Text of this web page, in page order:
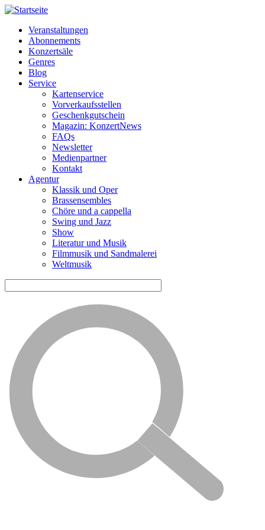
Horizontale
Navigation
MM
Veranstaltungen
Abonnements
Konzertsäle
Genres
Blog
Service
Kartenservice
Vorverkaufsstellen
Geschenkgutschein
Magazin: KonzertNews
FAQs
Newsletter
Medienpartner
Kontakt
Agentur
Klassik und Oper
Brassensembles
Chöre und a cappella
Swing und Jazz
Show
Literatur und Musik
Filmmusik und Sandmalerei
Weltmusik